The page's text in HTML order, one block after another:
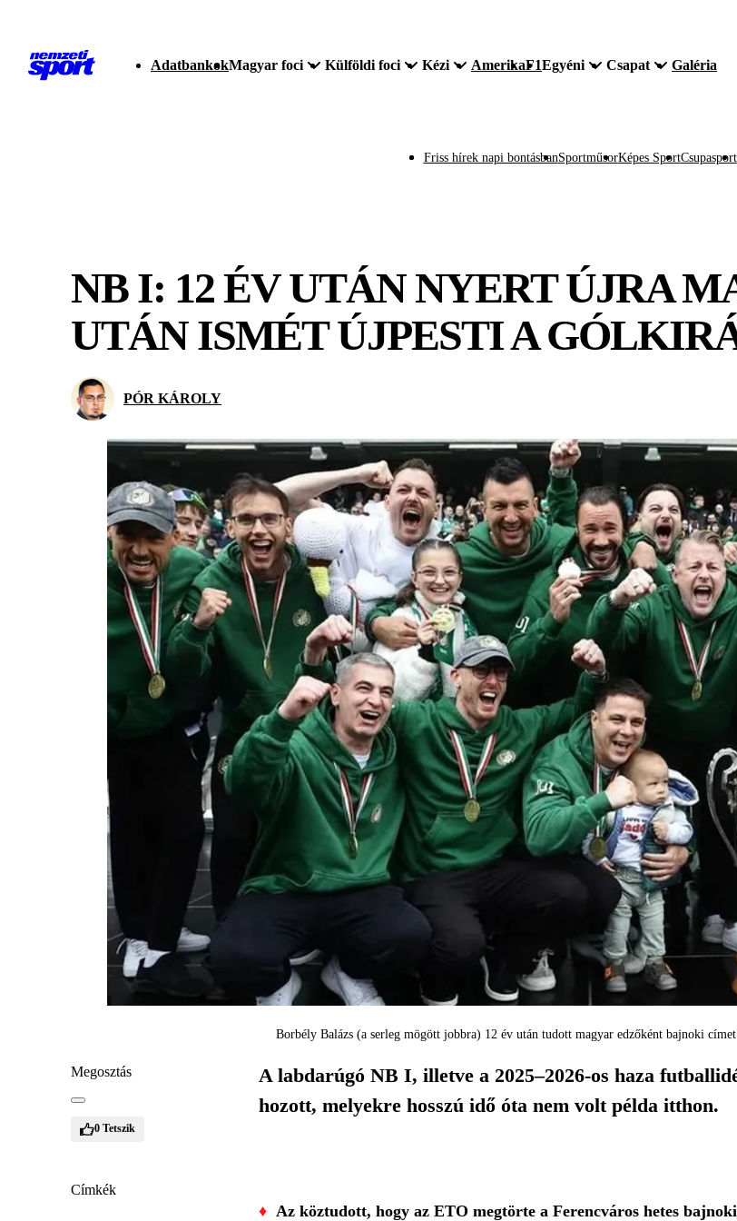
AdatbankokMagyar foci Külföldi foci Kézi AmerikaF1Egyéni Csapat Galéria
Friss hírek napi bontásbanSportműsorKépes SportCsupasport
NB I: 12 ÉV UTÁN NYERT ÚJRA
UTÁN ISMÉT ÚJPESTI A
PÓR KÁROLY
Borbély Balázs (a serleg mögött jobbra) 12 év után tudott magyar edzőként bajnoki
Megosztás
0 Tetszik
Címkék
A labdarúgó NB I, illetve a 2025–2026-os haza
hozott, melyekre hosszú idő óta nem volt példa itthon.
♦ Az köztudott, hogy az ETO megtörte a Ferencváros hetes